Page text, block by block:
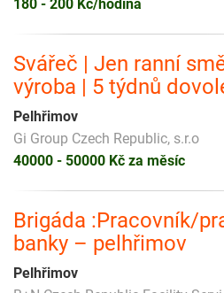
180 - 200 Kč/hodina
Svářeč | Jen ranní
výroba | 5 týdnů
Pelhřimov
Gi Group Czech Republic, s.r.o
40000 - 50000 Kč za měsíc
Brigáda :Pracovník/
banky – pelhřimov
Pelhřimov